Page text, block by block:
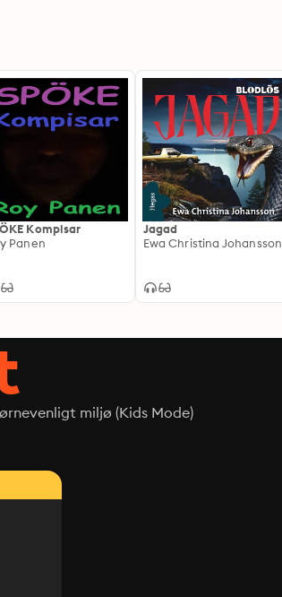
Kompisar
Panen
Jagad
Ewa Christina Johansson
miljø (Kids Mode)